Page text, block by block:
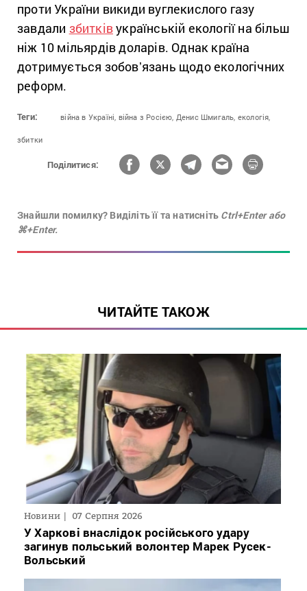
проти України викиди вуглекислого газу
завдали збитківукраїнській екології на більш
ніж 10 мільярдів доларів. Однак країна
дотримується зобовʼязань щодо екологічних
реформ.
Теги: війна в Україні, війна з Росією, Денис Шмигаль, екологія,
збитки
Поділитися:
Знайшли помилку? Виділіть її та натисніть Ctrl+Enter або
⌘+Enter.
ЧИТАЙТЕ ТАКОЖ
Новини 07 Серпня 2026
У Харкові внаслідок російського удару
загинув польський волонтер Марек Русек-
Вольський